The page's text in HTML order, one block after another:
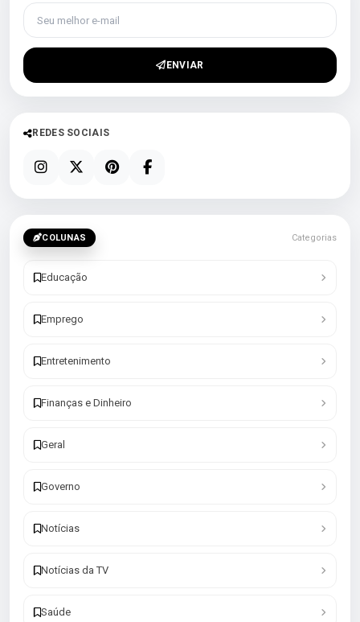
Seu melhor e-mail
ENVIAR
REDES SOCIAIS
COLUNAS Categorias
Educação
Emprego
Entretenimento
Finanças e Dinheiro
Geral
Governo
Notícias
Notícias da TV
Saúde